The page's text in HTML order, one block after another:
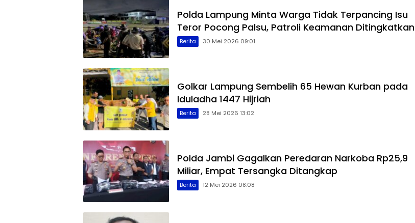
Polda Lampung Minta Warga Tidak Terpancing Isu
Teror Pocong Palsu, Patroli Keamanan Ditingkatkan
Berita 30 Mei 2026 09:01
Golkar Lampung Sembelih 65 Hewan Kurban pada
Iduladha 1447 Hijriah
Berita 28 Mei 2026 13:02
Polda Jambi Gagalkan Peredaran Narkoba Rp25,9
Miliar, Empat Tersangka Ditangkap
Berita 12 Mei 2026 08:08